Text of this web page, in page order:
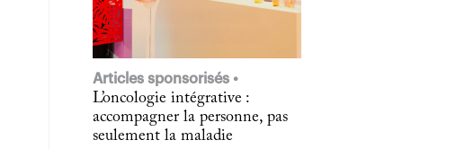
Articles sponsorisés
L’oncologie intégrative :
accompagner la personne, pas
seulement la maladie